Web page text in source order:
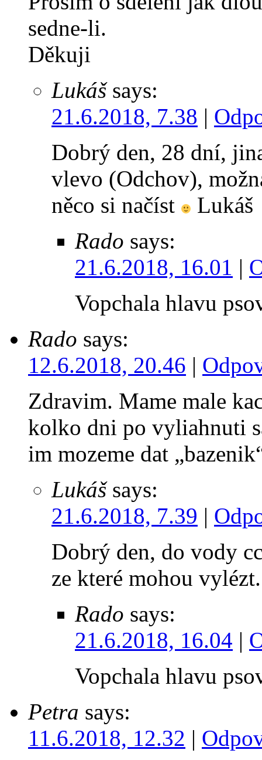
sedne-li.
Děkuji
Lukáš says:
21.6.2018, 7.38 |
Dobrý den, 28 dní,
vlevo (Odchov),
něco si načíst
Lukáš
Rado says:
21.6.2018, 16.01 |
Vopchala hlavu
Rado says:
12.6.2018, 20.46 |
Zdravim. Mame male
kolko dni po vyliahnuti
im mozeme dat
Lukáš says:
21.6.2018, 7.39 |
Dobrý den, do vody
ze které mohou
Rado says:
21.6.2018, 16.04 |
Vopchala hlavu
Petra says:
11.6.2018, 12.32 |